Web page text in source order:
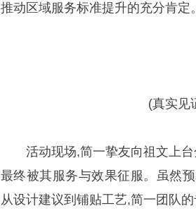
推动区域服务标准提升的充分肯定
(真实见
活动现场,简一挚友向祖文上
最终被其服务与效果征服。虽然
从设计建议到铺贴工艺,简一团队的